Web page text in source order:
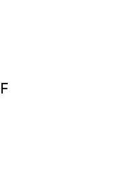
швидко